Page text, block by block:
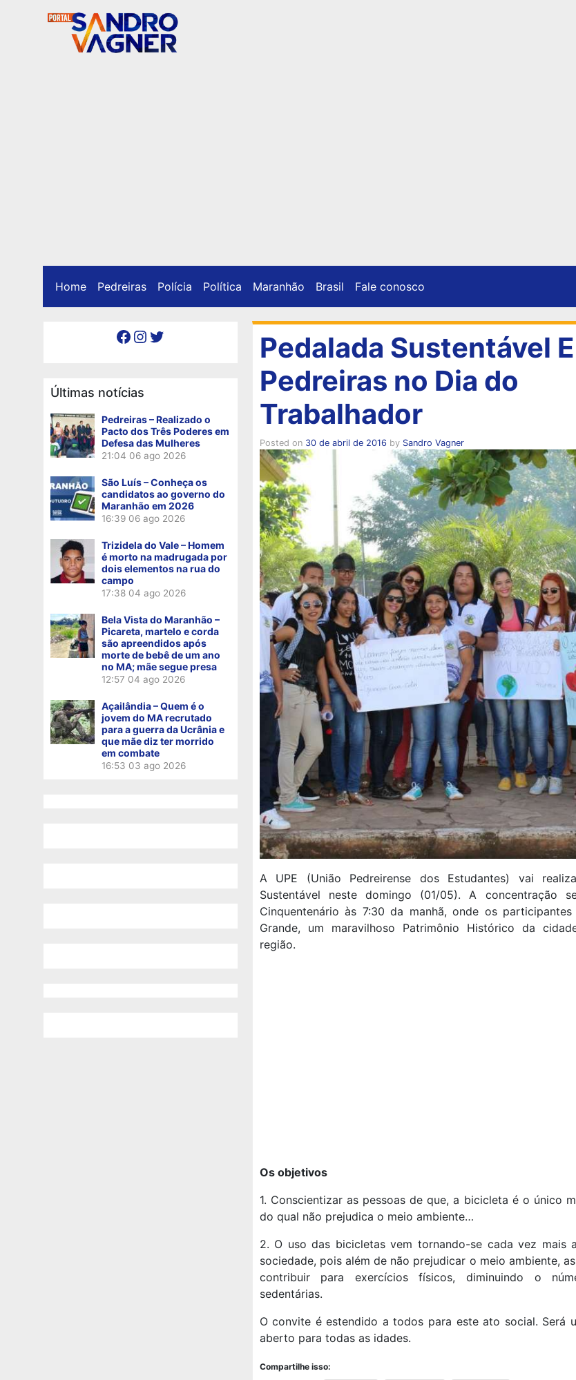
Home Pedreiras Polícia Política Maranhão Brasil Fale conosco
Facebook Instagram Twitter
Últimas notícias
Pedreiras – Realizado o
Pacto dos Três Poderes em
Defesa das Mulheres
21:04 06 ago 2026
São Luís – Conheça os
candidatos ao governo do
Maranhão em 2026
16:39 06 ago 2026
Trizidela do Vale – Homem
é morto na madrugada por
dois elementos na rua do
campo
17:38 04 ago 2026
Bela Vista do Maranhão –
Picareta, martelo e corda
são apreendidos após
morte de bebê de um ano
no MA; mãe segue presa
12:57 04 ago 2026
Açailândia – Quem é o
jovem do MA recrutado
para a guerra da Ucrânia e
que mãe diz ter morrido
em combate
16:53 03 ago 2026
Pedalada Sustentável
Pedreiras no Dia do
Trabalhador
Posted on 30 de abril de 2016 by Sandro Vagner
A UPE (União Pedreirense dos Estudantes) vai
Sustentável neste domingo (01/05). A concentração
Cinquentenário às 7:30 da manhã, onde os
Grande, um maravilhoso Patrimônio Histórico da
região.
Os objetivos
1. Conscientizar as pessoas de que, a bicicleta é o único
do qual não prejudica o meio ambiente…
2. O uso das bicicletas vem tornando-se cada vez mais
sociedade, pois além de não prejudicar o meio ambiente,
contribuir para exercícios físicos, diminuindo o
sedentárias.
O convite é estendido a todos para este ato social. Será
aberto para todas as idades.
Compartilhe isso: